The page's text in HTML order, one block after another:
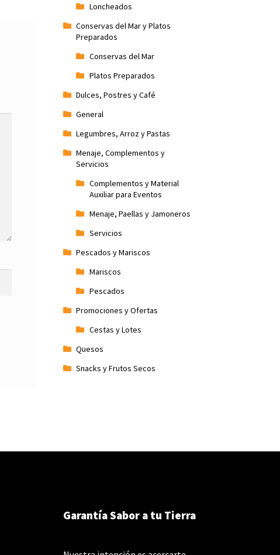
Loncheados
Conservas del Mar y Platos
Preparados
Conservas del Mar
Platos Preparados
Dulces, Postres y Café
General
Legumbres, Arroz y Pastas
Menaje, Complementos y
Servicios
Complementos y Material
Auxiliar para Eventos
Menaje, Paellas y Jamoneros
Servicios
Pescados y Mariscos
Mariscos
Pescados
Promociones y Ofertas
Cestas y Lotes
Quesos
Snacks y Frutos Secos
Garantía Sabor a tu Tierra